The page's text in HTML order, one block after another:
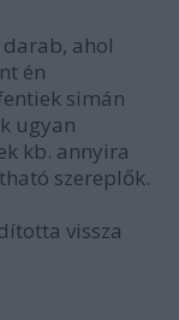
ahol
én
simán
ugyan
kb. annyira
szereplők.
vissza